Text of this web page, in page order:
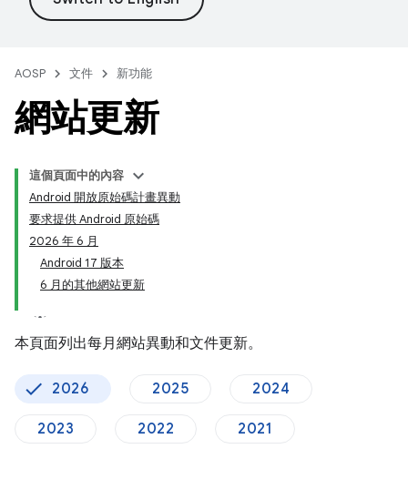
AOSP 文件 新功能
網站更新
這個頁面中的內容
Android 開放原始碼計畫異動
要求提供 Android 原始碼
2026 年 6 月
Android 17 版本
6 月的其他網站更新
本頁面列出每月網站異動和文件更新。
2026 2025 2024
2023 2022 2021